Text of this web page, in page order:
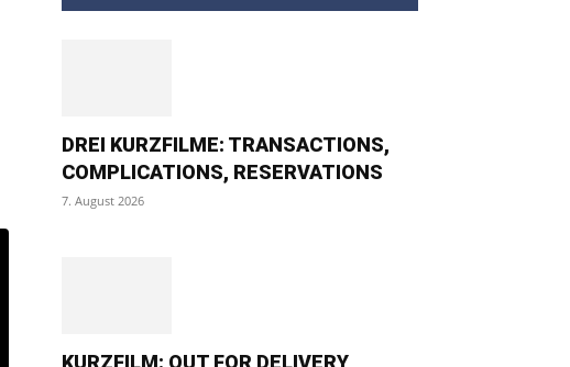
DREI KURZFILME: TRANSACTIONS,
COMPLICATIONS, RESERVATIONS
7. August 2026
KURZFILM: OUT FOR DELIVERY